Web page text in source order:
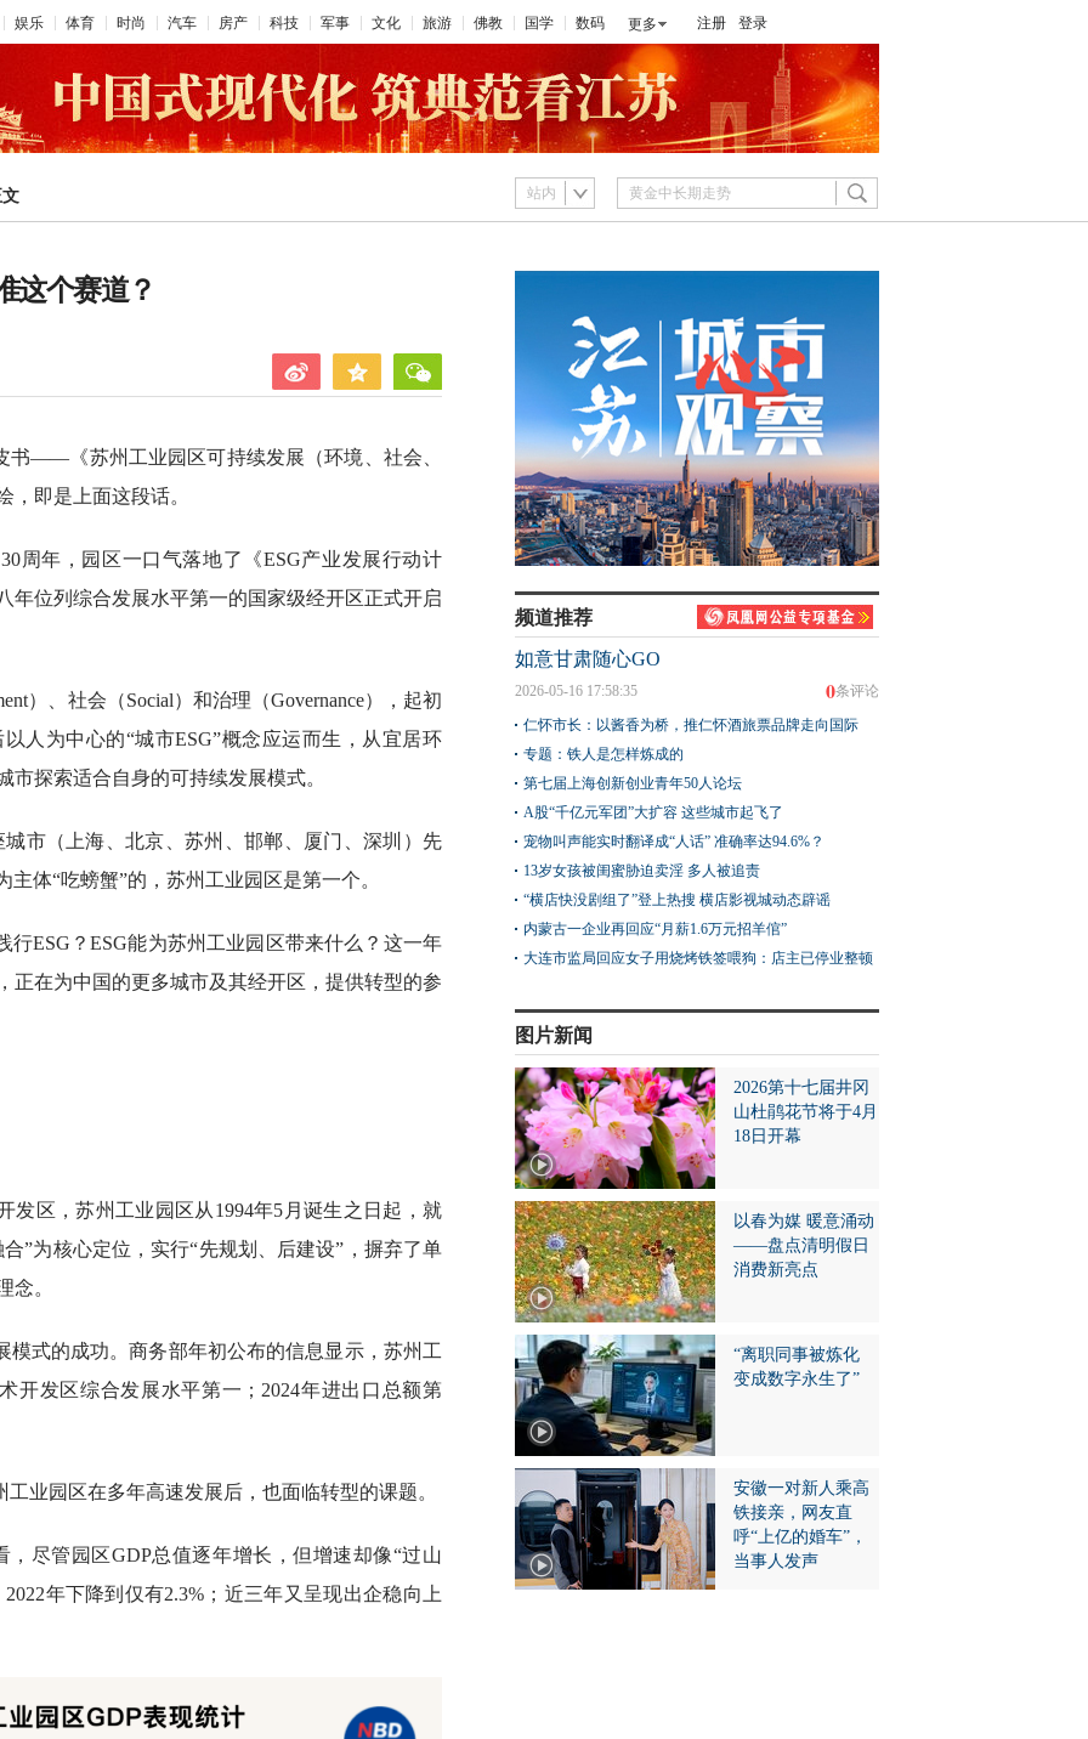
娱乐 体育 时尚 汽车 房产 科技 军事 文化 旅游 佛教 国学 数码 更多 注册 登录
站内
这个赛道？
书——《苏州工业园区可持续发展（环境、社会、
，即是上面这段话。
周年，园区一口气落地了《ESG产业发展行动计
年位列综合发展水平第一的国家级经开区正式开启
）、社会（Social）和治理（Governance），起初
人为中心的“城市ESG”概念应运而生，从宜居环
探索适合自身的可持续发展模式。
市（上海、北京、苏州、邯郸、厦门、深圳）先
体“吃螃蟹”的，苏州工业园区是第一个。
ESG？ESG能为苏州工业园区带来什么？这一年
正在为中国的更多城市及其经开区，提供转型的参
发区，苏州工业园区从1994年5月诞生之日起，就
”为核心定位，实行“先规划、后建设”，摒弃了单
念。
模式的成功。商务部年初公布的信息显示，苏州工
开发区综合发展水平第一；2024年进出口总额第
业园区在多年高速发展后，也面临转型的课题。
尽管园区GDP总值逐年增长，但增速却像“过山
年下降到仅有2.3%；近三年又呈现出企稳向上
频道推荐
如意甘肃随心GO
0条评论
2026-05-16 17:58:35
仁怀市长：以酱香为桥，推仁怀酒旅票品牌走向国际
专题：铁人是怎样炼成的
第七届上海创新创业青年50人论坛
A股“千亿元军团”大扩容 这些城市起飞了
宠物叫声能实时翻译成“人话” 准确率达94.6%？
13岁女孩被闺蜜胁迫卖淫 多人被追责
“横店快没剧组了”登上热搜 横店影视城动态辟谣
内蒙古一企业再回应“月薪1.6万元招羊倌”
大连市监局回应女子用烧烤铁签喂狗：店主已停业整顿
图片新闻
2026第十七届井冈
山杜鹃花节将于4月
18日开幕
以春为媒 暖意涌动
——盘点清明假日
消费新亮点
“离职同事被炼化
变成数字永生了”
安徽一对新人乘高
铁接亲，网友直
呼“上亿的婚车”，
当事人发声